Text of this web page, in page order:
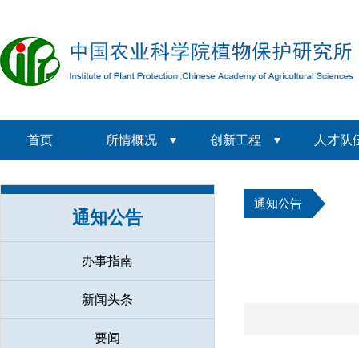
首页 所情概况 创新工程 人才队
通知公告
办事指南
新闻头条
要闻
通知公告